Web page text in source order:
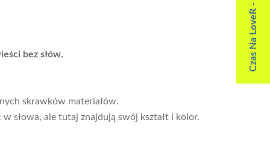
bez słów.
skrawków materiałów.
słowa, ale tutaj znajdują swój kształt i kolor.